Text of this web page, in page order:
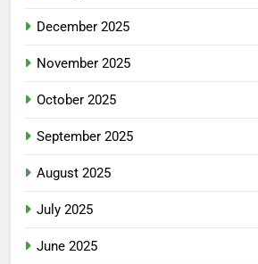
December 2025
November 2025
October 2025
September 2025
August 2025
July 2025
June 2025